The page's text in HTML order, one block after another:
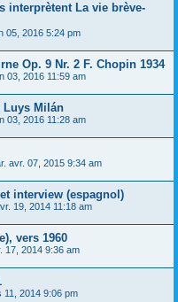
interprètent La vie brève-
05, 2016 5:24 pm
Op. 9 Nr. 2 F. Chopin 1934
03, 2016 11:59 am
Luys Milán
03, 2016 11:28 am
avr. 07, 2015 9:34 am
interview (espagnol)
19, 2014 11:18 am
vers 1960
17, 2014 9:36 am
11, 2014 9:06 pm